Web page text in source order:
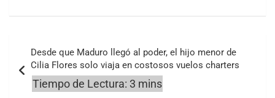
de
entradas
Desde que Maduro llegó al poder, el hijo menor de
Cilia Flores solo viaja en costosos vuelos charters